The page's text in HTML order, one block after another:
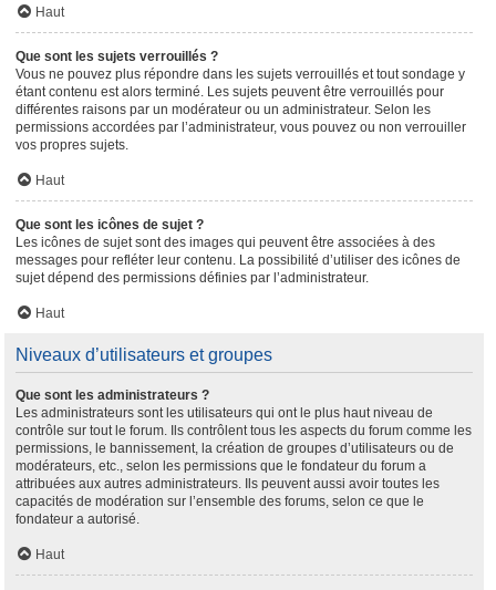
Haut
Que sont les sujets verrouillés ?
Vous ne pouvez plus répondre dans les sujets verrouillés et tout sondage y
étant contenu est alors terminé. Les sujets peuvent être verrouillés pour
différentes raisons par un modérateur ou un administrateur. Selon les
permissions accordées par l’administrateur, vous pouvez ou non verrouiller
vos propres sujets.
Haut
Que sont les icônes de sujet ?
Les icônes de sujet sont des images qui peuvent être associées à des
messages pour refléter leur contenu. La possibilité d’utiliser des icônes de
sujet dépend des permissions définies par l’administrateur.
Haut
Niveaux d’utilisateurs et groupes
Que sont les administrateurs ?
Les administrateurs sont les utilisateurs qui ont le plus haut niveau de
contrôle sur tout le forum. Ils contrôlent tous les aspects du forum comme les
permissions, le bannissement, la création de groupes d’utilisateurs ou de
modérateurs, etc., selon les permissions que le fondateur du forum a
attribuées aux autres administrateurs. Ils peuvent aussi avoir toutes les
capacités de modération sur l’ensemble des forums, selon ce que le
fondateur a autorisé.
Haut